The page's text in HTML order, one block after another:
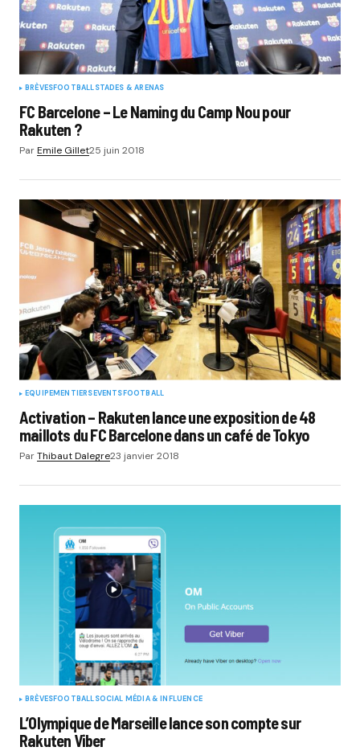
BRÈVESFOOTBALLSTADES & ARENAS
FC Barcelone – Le Naming du Camp Nou pour
Rakuten ?
ParEmile Gillet25 juin 2018
EQUIPEMENTIERSEVENTSFOOTBALL
Activation – Rakuten lance une exposition de 48
maillots du FC Barcelone dans un café de Tokyo
ParThibaut Dalegre23 janvier 2018
BRÈVESFOOTBALLSOCIAL MÉDIA & INFLUENCE
L’Olympique de Marseille lance son compte sur
Rakuten Viber